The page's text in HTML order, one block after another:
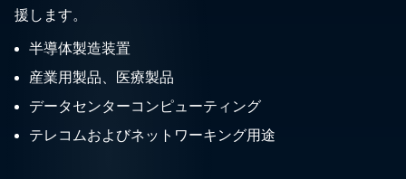
援します。
半導体製造装置
産業用製品、医療製品
データセンターコンピューティング
テレコムおよびネットワーキング用途